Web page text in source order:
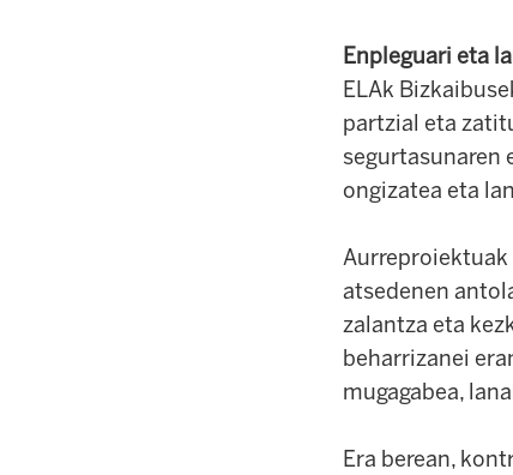
Enpleguari eta
ELAk
partzial eta
segurtasunaren
ongizatea eta
Aurreproiektuak
atsedenen
zalantza eta
beharrizanei
mugagabea,
Era berean,